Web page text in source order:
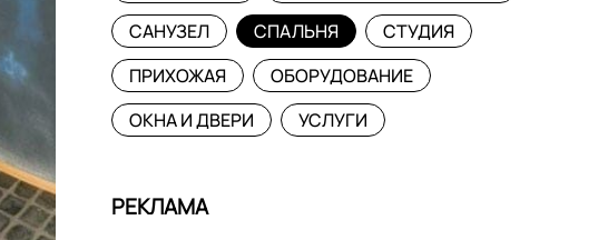
САНУЗЕЛ
СПАЛЬНЯ
СТУДИЯ
ПРИХОЖАЯ
ОБОРУДОВАНИЕ
ОКНА И ДВЕРИ
УСЛУГИ
РЕКЛАМА